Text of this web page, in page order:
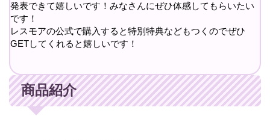
発表できて嬉しいです！みなさんにぜひ体感してもらいたい
です！
レスモアの公式で購入すると特別特典などもつくのでぜひ
GETしてくれると嬉しいです！
商品紹介